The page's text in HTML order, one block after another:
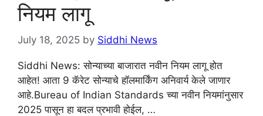
नियम लागू
July 18, 2025 by Siddhi News
Siddhi News: सोन्याच्या बाजारात नवीन नियम लागू होत
आहेत! आता 9 कॅरेट सोन्याचे हॉलमार्किंग अनिवार्य केले जाणार
आहे.Bureau of Indian Standards च्या नवीन नियमांनुसार
2025 पासून हा बदल प्रभावी होईल, …